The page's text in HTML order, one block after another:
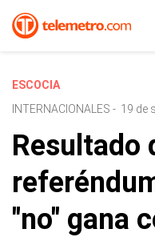
ESCOCIA
INTERNACIONALES - 19 de
Resultado
"no" gana